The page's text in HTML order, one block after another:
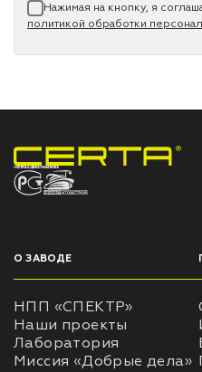
Нажимая на кнопку, я
политикой обработки
НПП «СПЕКТР» ЗАВОД ЛАКОКРАСОЧНЫХ МАТЕРИАЛОВ
О ЗАВОДЕ
НПП «СПЕКТР»
Наши проекты
Лаборатория
Миссия «Добрые дела»